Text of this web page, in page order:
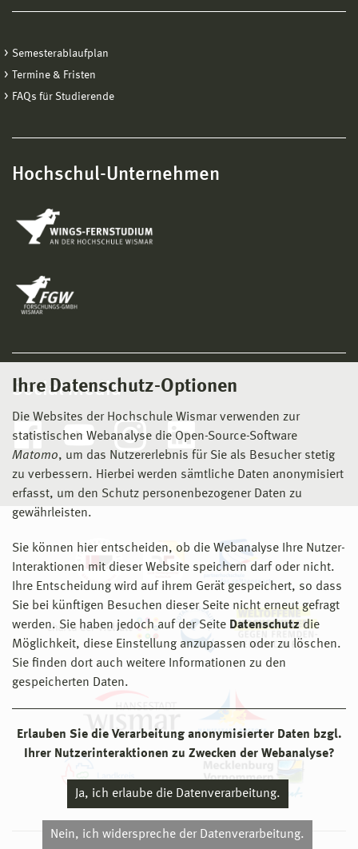
Ihre Datenschutz-Optionen
Die Websites der Hochschule Wismar verwenden zur
statistischen Webanalyse die Open-Source-Software
Matomo, um das Nutzererlebnis für Sie als Besucher stetig
zu verbessern. Hierbei werden sämtliche Daten anonymisiert
erfasst, um den Schutz personenbezogener Daten zu
gewährleisten.
Sie können hier entscheiden, ob die Webanalyse Ihre Nutzer-
Interaktionen mit dieser Website speichern darf oder nicht.
Ihre Entscheidung wird auf ihrem Gerät gespeichert, so dass
Sie bei künftigen Besuchen dieser Seite nicht erneut gefragt
werden. Sie haben jedoch auf der Seite Datenschutz die
Möglichkeit, diese Einstellung anzupassen oder zu löschen.
Sie finden dort auch weitere Informationen zu den
gespeicherten Daten.
Erlauben Sie die Verarbeitung anonymisierter Daten bzgl.
Ihrer Nutzerinteraktionen zu Zwecken der Webanalyse?
Ja, ich erlaube die Datenverarbeitung.
Nein, ich widerspreche der Datenverarbeitung.
Semesterablaufplan
Termine & Fristen
FAQs für Studierende
Hochschul-Unternehmen
Social Media